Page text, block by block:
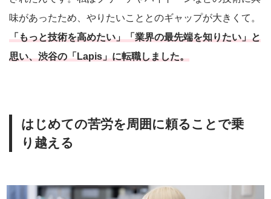
味があったため、やりたいこととのギャップが大きくて。
「もっと技術を高めたい」「業界の最先端を知りたい」と
思い、渋谷の「Lapis」に転職しました。
はじめての苦労を周囲に頼ることで乗
り越える